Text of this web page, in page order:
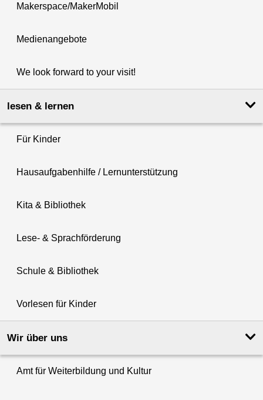
Makerspace/MakerMobil
Medienangebote
We look forward to your visit!
lesen & lernen
Für Kinder
Hausaufgabenhilfe / Lernunterstützung
Kita & Bibliothek
Lese- & Sprachförderung
Schule & Bibliothek
Vorlesen für Kinder
Wir über uns
Amt für Weiterbildung und Kultur